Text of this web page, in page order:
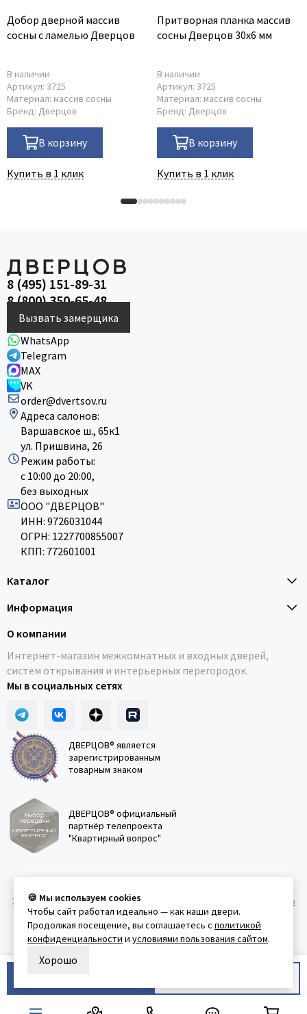
Добор дверной массив
сосны с ламелью Дверцов
В наличии
Артикул: 3725
Материал: массив сосны
Бренд: Дверцов
В корзину
Купить в 1 клик
Притворная планка массив
сосны Дверцов 30х6 мм
В наличии
Артикул: 3725
Материал: массив сосны
Бренд: Дверцов
В корзину
Купить в 1 клик
8 (495) 151-89-31
8 (800) 350-65-48
Вызвать замерщика
WhatsApp
Telegram
MAX
VK
order@dvertsov.ru
Адреса салонов:
Варшавское ш., 65к1
ул. Пришвина, 26
Режим работы:
с 10:00 до 20:00,
без выходных
ООО "ДВЕРЦОВ"
ИНН: 9726031044
ОГРН: 1227700855007
КПП: 772601001
Каталог
Информация
О компании
Интернет-магазин межкомнатных и входных дверей,
систем открывания и интерьерных перегородок.
Мы в социальных сетях
ДВЕРЦОВ® является
зарегистрированным
товарным знаком
ДВЕРЦОВ® официальный
партнёр телепроекта
"Квартирный вопрос"
2011-2026 © Дверцов. Карта сайта
Политика
конфеденциальности Условия использования сайта
🍪 Мы используем cookies
Чтобы сайт работал идеально — как наши двери.
Продолжая посещение, вы соглашаетесь с политикой
конфиденциальности и условиями пользования сайтом.
Хорошо